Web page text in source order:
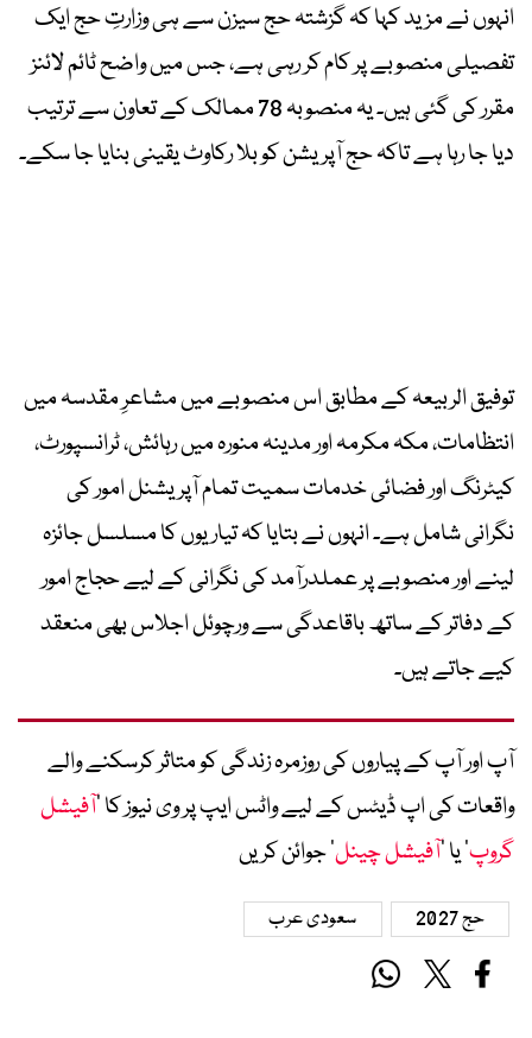
انہوں نے مزید کہا کہ گزشتہ حج سیزن سے ہی وزارتِ حج ایک
تفصیلی منصوبے پر کام کر رہی ہے، جس میں واضح ٹائم لائنز
مقرر کی گئی ہیں۔ یہ منصوبہ 78 ممالک کے تعاون سے ترتیب
دیا جا رہا ہے تاکہ حج آپریشن کو بلا رکاوٹ یقینی بنایا جا سکے۔
توفیق الربیعہ کے مطابق اس منصوبے میں مشاعرِ مقدسہ میں
انتظامات، مکہ مکرمہ اور مدینہ منورہ میں رہائش، ٹرانسپورٹ،
کیٹرنگ اور فضائی خدمات سمیت تمام آپریشنل امور کی
نگرانی شامل ہے۔ انہوں نے بتایا کہ تیاریوں کا مسلسل جائزہ
لینے اور منصوبے پر عملدرآمد کی نگرانی کے لیے حجاج امور
کے دفاتر کے ساتھ باقاعدگی سے ورچوئل اجلاس بھی منعقد
کیے جاتے ہیں۔
آپ اور آپ کے پیاروں کی روزمرہ زندگی کو متاثر کرسکنے والے
واقعات کی اپ ڈیٹس کے لیے واٹس ایپ پر وی نیوز کا ’آفیشل
گروپ‘ یا ’آفیشل چینل‘ جوائن کریں
حج 2027 سعودی عرب